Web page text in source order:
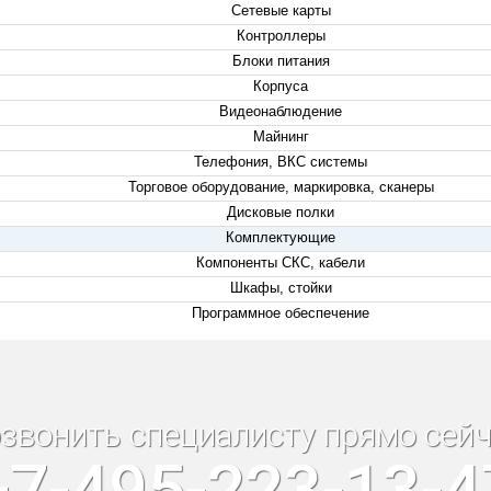
Сетевые карты
Контроллеры
Блоки питания
Корпуса
Видеонаблюдение
Майнинг
Телефония, ВКС системы
Торговое оборудование, маркировка, сканеры
Дисковые полки
Комплектующие
Компоненты СКС, кабели
Шкафы, стойки
Программное обеспечение
специалисту прямо